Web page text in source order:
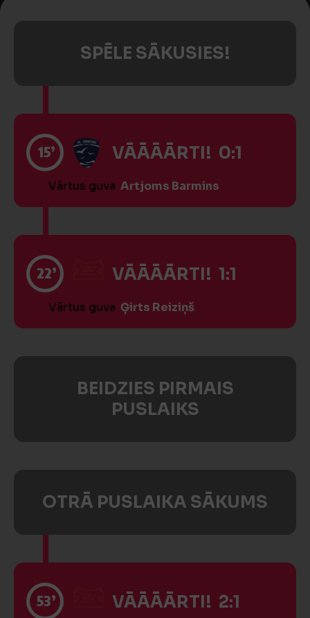
SPĒLE SĀKUSIES!
15’ VĀĀĀĀRTI! 0:1
Vārtus guva Artjoms Barmins
22’ VĀĀĀĀRTI! 1:1
Vārtus guva Ģirts Reiziņš
BEIDZIES PIRMAIS
PUSLAIKS
OTRĀ PUSLAIKA SĀKUMS
53’ VĀĀĀĀRTI! 2:1